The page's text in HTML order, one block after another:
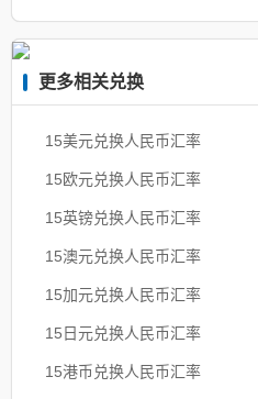
更多相关兑换
15美元兑换人民币汇率
15欧元兑换人民币汇率
15英镑兑换人民币汇率
15澳元兑换人民币汇率
15加元兑换人民币汇率
15日元兑换人民币汇率
15港币兑换人民币汇率